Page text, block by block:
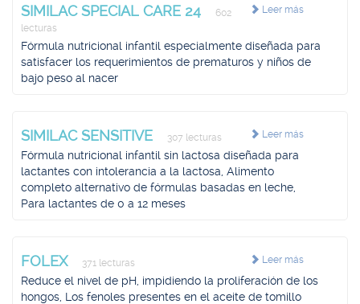
Leer más
SIMILAC SPECIAL CARE 24
602
lecturas
Fórmula nutricional infantil especialmente diseñada para
satisfacer los requerimientos de prematuros y niños de
bajo peso al nacer
Leer más
SIMILAC SENSITIVE 307 lecturas
Fórmula nutricional infantil sin lactosa diseñada para
lactantes con intolerancia a la lactosa, Alimento
completo alternativo de fórmulas basadas en leche,
Para lactantes de 0 a 12 meses
Leer más
FOLEX 371 lecturas
Reduce el nivel de pH, impidiendo la proliferación de los
hongos, Los fenoles presentes en el aceite de tomillo